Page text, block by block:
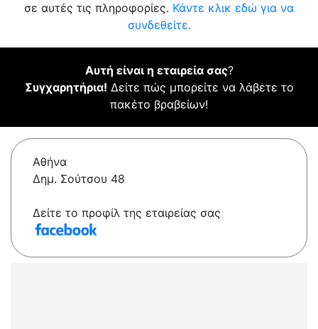
σε αυτές τις πληροφορίες. Κάντε κλικ εδώ για να
συνδεθείτε.
Αυτή είναι η εταιρεία σας?
Συγχαρητήρια! Δείτε πώς μπορείτε να λάβετε το
πακέτο βραβείων!
Αθήνα
Δημ. Σούτσου 48
Δείτε το προφίλ της εταιρείας σας